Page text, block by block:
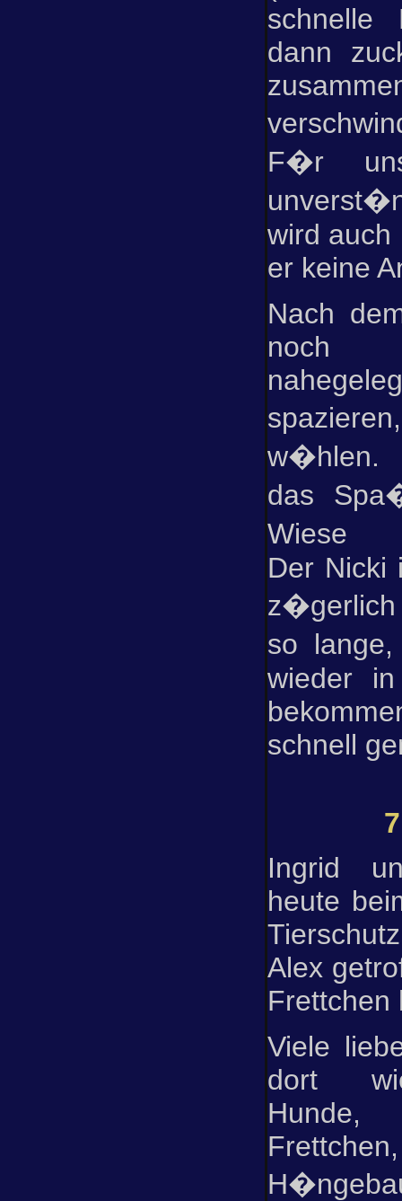
schnelle
dann
F�r
wird auch
er keine
Nach
w�hlen.
das
Wiese
Der Nicki
so
wieder
schnell
Ingrid
heute
Alex
Frettchen
Viele
dort
Hunde,
Frettchen,